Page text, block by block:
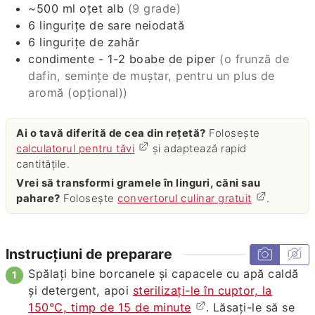
~500 ml oțet alb (9 grade)
6 lingurițe de sare neiodată
6 lingurițe de zahăr
condimente - 1-2 boabe de piper (o frunză de
dafin, semințe de muștar, pentru un plus de
aromă (opțional))
Ai o tavă diferită de cea din rețetă? Folosește
calculatorul pentru tăvi
și adaptează rapid
cantitățile.
Vrei să transformi gramele în linguri, căni sau
pahare? Foloseșteconvertorul culinar gratuit .
Instrucțiuni de preparare
Spălați bine borcanele și capacele cu apă caldă
și detergent, apoi sterilizați-le în cuptor, la
150°C, timp de 15 de minute
. Lăsați-le să se